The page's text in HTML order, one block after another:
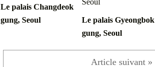
Le palais Changdeok
gung, Seoul
Le palais Gyeongbok
gung, Seoul